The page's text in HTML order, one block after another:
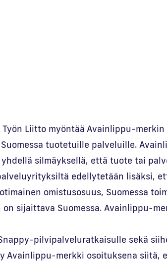
Työn Liitto myöntää Avainlippu-
tuotetuille palveluille.
silmäyksellä, että tuote tai
edellytetään lisäksi,
omistusosuus, Suomessa
sijaittava Suomessa. Avainlippu-
pilvipalveluratkaisulle sekä
Avainlippu-merkki osoituksena siitä,